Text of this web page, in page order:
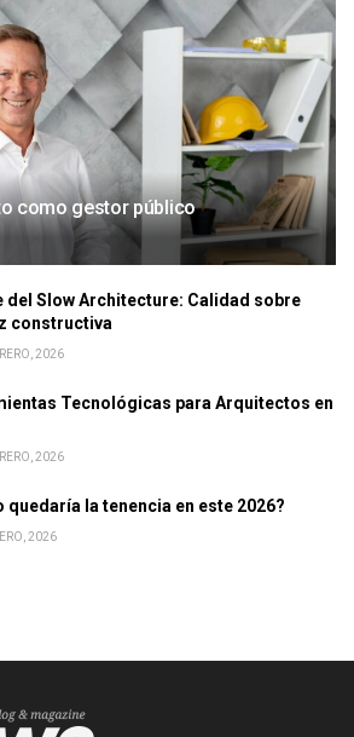
como gestor público
del Slow Architecture: Calidad sobre
constructiva
2026
Tecnológicas para Arquitectos en
2026
quedaría la tenencia en este 2026?
2026